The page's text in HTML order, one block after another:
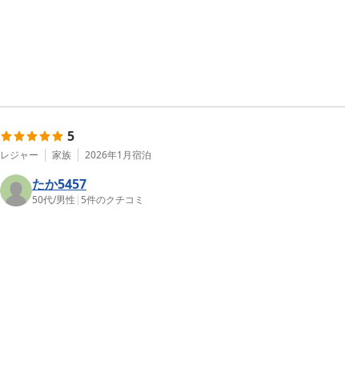
5
レジャー 家族 2026年1月宿泊
たか5457
50代/男性 | 5件のクチコミ